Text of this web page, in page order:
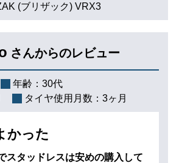
(ブリザック) VRX3
さんからのレビュー
年齢： 30代
タイヤ使用月数： 3ヶ月
かった
スタッドレスは安めの購入して